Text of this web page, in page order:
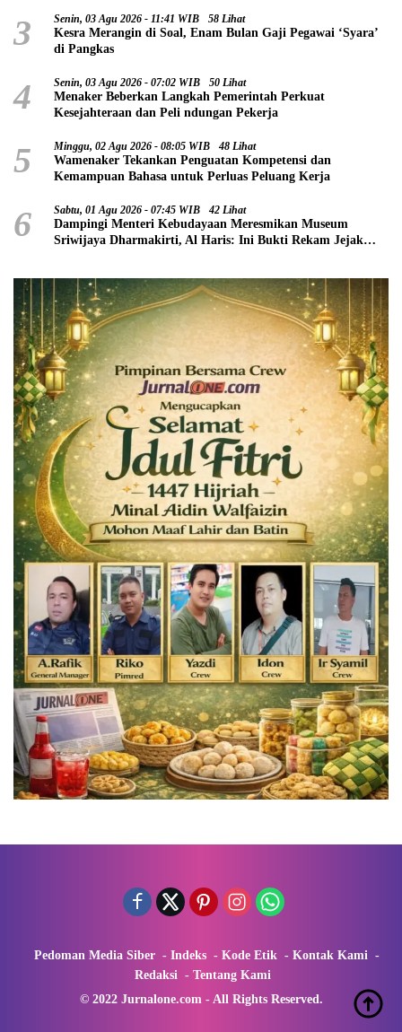
3 Senin, 03 Agu 2026 - 11:41 WIB 58 Lihat
Kesra Merangin di Soal, Enam Bulan Gaji Pegawai ‘Syara’
di Pangkas
4 Senin, 03 Agu 2026 - 07:02 WIB 50 Lihat
Menaker Beberkan Langkah Pemerintah Perkuat
Kesejahteraan dan Peli ndungan Pekerja
5 Minggu, 02 Agu 2026 - 08:05 WIB 48 Lihat
Wamenaker Tekankan Penguatan Kompetensi dan
Kemampuan Bahasa untuk Perluas Peluang Kerja
6 Sabtu, 01 Agu 2026 - 07:45 WIB 42 Lihat
Dampingi Menteri Kebudayaan Meresmikan Museum
Sriwijaya Dharmakirti, Al Haris: Ini Bukti Rekam Jejak
Pedoman Media Siber Indeks Kode Etik
Kontak Kami
Redaksi
Tentang Kami
© 2022 Jurnalone.com - All Rights Reserved.